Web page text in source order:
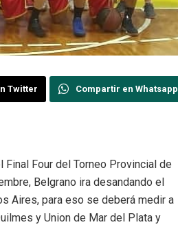
Twitter Compartir en Whatsapp
Four del Torneo Provincial de
Belgrano ira desandando el
Aires, para eso se deberá medir a
y Union de Mar del Plata y